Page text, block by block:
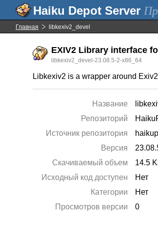
Главная libkexiv2_devel
EXIV2 Library interface
libkexiv2_devel-23.08.5-2-x86_64
Libkexiv2 is a wrapper around
Название
Репозиторий
Источник репозитория
Версия
Скачиваемый объем
14.5
Исходный код доступен
Нет
Категории
Нет
Просмотров версии
0